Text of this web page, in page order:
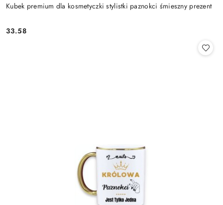
Kubek premium dla kosmetyczki stylistki paznokci śmieszny prezent
Cena:
33.58